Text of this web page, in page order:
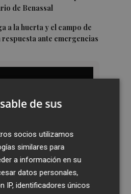
de Benassal
a la huerta y el campo de
ante emergencias
de sus
socios utilizamos
similares para
a información en su
datos personales,
IP, identificadores únicos